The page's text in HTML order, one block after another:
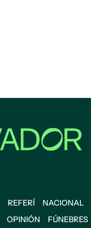
REFERÍ NACIONAL
OPINIÓN FÚNEBRES